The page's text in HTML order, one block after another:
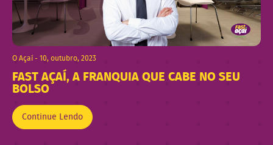
O Açaí - 10, outubro, 2023
FAST AÇAÍ, A FRANQUIA QUE CABE NO SEU
BOLSO
Continue Lendo